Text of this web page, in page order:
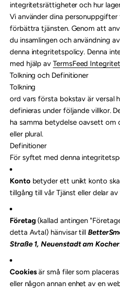
integritetsrättigheter och hur
Vi använder dina
förbättra tjänsten. Genom att
du insamlingen och användning
denna integritetspolicy. Denna
med hjälp avTermsFeed
Tolkning och Definitioner
Tolkning
ord vars första bokstav är versal
definieras under följande villkor.
ha samma betydelse oavsett om
eller plural.
Definitioner
För syftet med denna
Kontobetyder ett unikt konto
tillgång till vår Tjänst eller delar av
Företag(kallad antingen
detta Avtal) hänvisar till
Straße 1, Neuenstadt am Kocher
Cookiesär små filer som
eller någon annan enhet av en